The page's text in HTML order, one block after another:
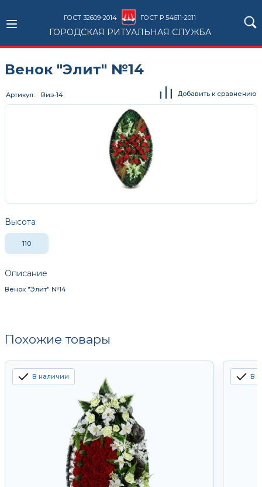
ГОСТ 32609-2014 ГОСТ Р 54611-2011
ГОРОДСКАЯ РИТУАЛЬНАЯ СЛУЖБА
Венок "Элит" №14
Высота
110
Описание
Венок "Элит" №14
Артикул Виэ-14 Добавить к сравнению
Похожие товары
В наличии В